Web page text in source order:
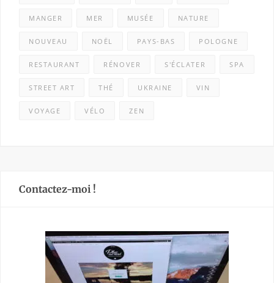
MANGER MER MUSÉE NATURE
NOUVEAU NOËL PAYS-BAS POLOGNE
RESTAURANT RÉNOVER S'ÉCLATER SPA
STREET ART THÉ UKRAINE VIN
VOYAGE VÉLO ZEN
Contactez-moi !